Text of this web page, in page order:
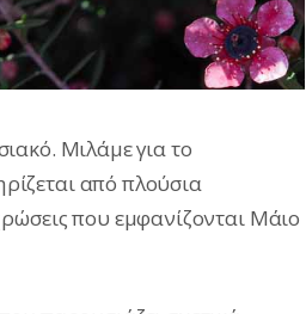
Mιλάμε για το
από πλούσια
που εμφανίζονται Μάιο